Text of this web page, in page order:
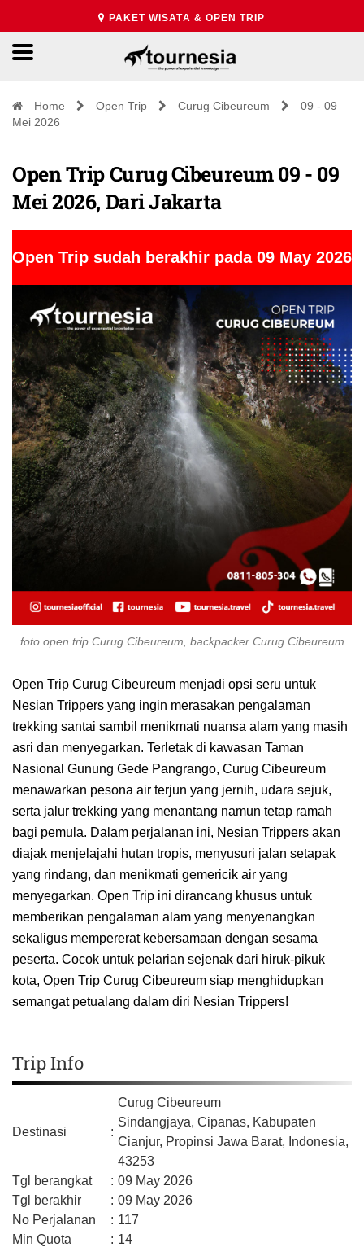
PAKET WISATA & OPEN TRIP
Home Open Trip Curug Cibeureum
09 - 09
Mei 2026
Open Trip Curug Cibeureum 09 - 09
Mei 2026, Dari Jakarta
Open Trip sudah berakhir pada 09 May 2026
foto open trip Curug Cibeureum, backpacker Curug Cibeureum
Open Trip Curug Cibeureum menjadi opsi seru untuk
Nesian Trippers yang ingin merasakan pengalaman
trekking santai sambil menikmati nuansa alam yang masih
asri dan menyegarkan. Terletak di kawasan Taman
Nasional Gunung Gede Pangrango, Curug Cibeureum
menawarkan pesona air terjun yang jernih, udara sejuk,
serta jalur trekking yang menantang namun tetap ramah
bagi pemula. Dalam perjalanan ini, Nesian Trippers akan
diajak menjelajahi hutan tropis, menyusuri jalan setapak
yang rindang, dan menikmati gemericik air yang
menyegarkan. Open Trip ini dirancang khusus untuk
memberikan pengalaman alam yang menyenangkan
sekaligus mempererat kebersamaan dengan sesama
peserta. Cocok untuk pelarian sejenak dari hiruk-pikuk
kota, Open Trip Curug Cibeureum siap menghidupkan
semangat petualang dalam diri Nesian Trippers!
Trip Info
Destinasi :
Curug Cibeureum
Sindangjaya, Cipanas, Kabupaten
Cianjur, Propinsi Jawa Barat, Indonesia,
43253
Tgl berangkat
: 09 May 2026
Tgl berakhir
: 09 May 2026
No Perjalanan
: 117
Min Quota
: 14